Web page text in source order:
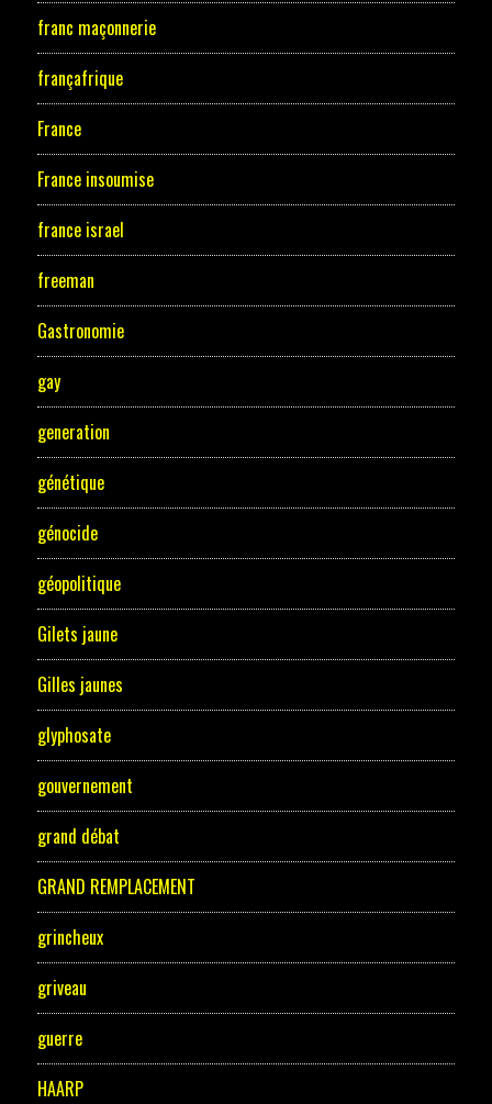
franc maçonnerie
françafrique
France
France insoumise
france israel
freeman
Gastronomie
gay
generation
génétique
génocide
géopolitique
Gilets jaune
Gilles jaunes
glyphosate
gouvernement
grand débat
GRAND REMPLACEMENT
grincheux
griveau
guerre
HAARP